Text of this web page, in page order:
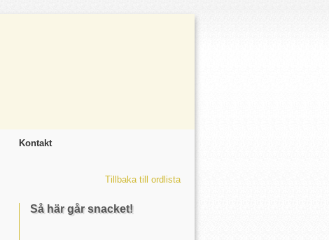
Kontakt
Tillbaka till ordlista
Så här går snacket!